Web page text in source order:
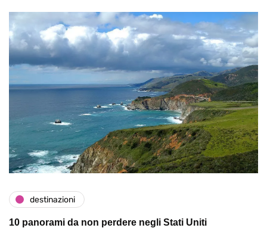
destinazioni
10 panorami da non perdere negli Stati Uniti